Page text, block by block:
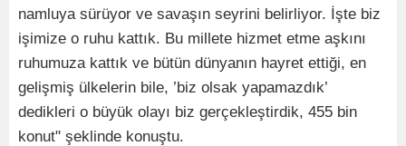
namluya sürüyor ve savaşın seyrini belirliyor. İşte biz
işimize o ruhu kattık. Bu millete hizmet etme aşkını
ruhumuza kattık ve bütün dünyanın hayret ettiği, en
gelişmiş ülkelerin bile, ’biz olsak yapamazdık’
dedikleri o büyük olayı biz gerçekleştirdik, 455 bin
konut" şeklinde konuştu.